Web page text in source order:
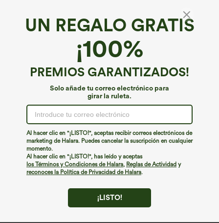
UN REGALO GRATIS
¡100%
PREMIOS GARANTIZADOS!
Solo añade tu correo electrónico para
girar la ruleta.
Al hacer clic en "¡LISTO!", aceptas recibir correos electrónicos de
marketing de Halara. Puedes cancelar la suscripción en cualquier
momento.
Al hacer clic en "¡LISTO!", has leído y aceptas
los Términos y Condiciones de Halara, Reglas de Actividad y
reconoces la Política de Privacidad de Halara.
¡LISTO!
¡Ups!
No podemos encontrar la página que estás buscando.
Seguir comprando